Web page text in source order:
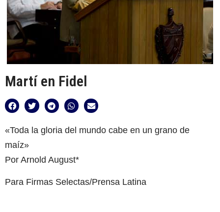
Martí en Fidel
«Toda la gloria del mundo cabe en un grano de
maíz»
Por Arnold August*
Para Firmas Selectas/Prensa Latina